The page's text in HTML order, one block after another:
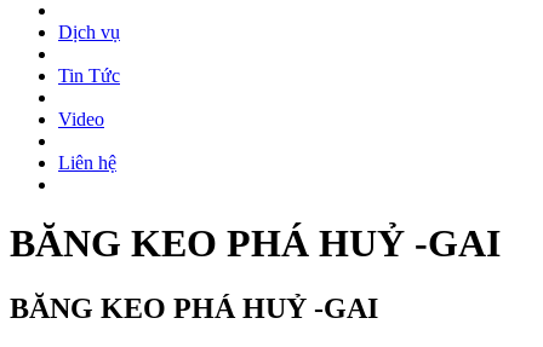
Dịch vụ
Tin Tức
Video
Liên hệ
BĂNG KEO PHÁ HUỶ -GAI
BĂNG KEO PHÁ HUỶ -GAI